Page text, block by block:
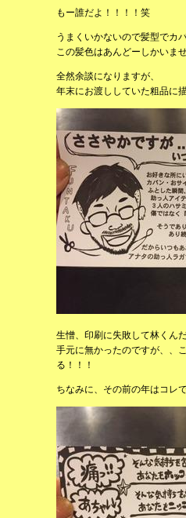
もー誰だよ！！！！笑
うまくいかないので髪型でカバ
この髪色はあんどーしかいま
全然余談になりますが、
年末にお渡ししていた粗品に
生憎、印刷に失敗して林くん
手元に無かったのですが、、
る！！！
ちなみに、その前の年はコレ